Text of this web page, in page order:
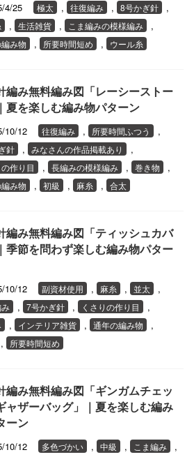
4/25 極太 , 往復編み , 8号かぎ針 ,
, 生活雑貨 , こま編みの模様編み ,
み物 , 所要時間短め , ウール糸
編み無料編み図「レーシーストー
夏を楽しむ編み物パターン
10/12 往復編み , 所要時間ふつう ,
針 , みなさんの作品掲載あり ,
作り目 , 長編みの模様編み , 巻き物 ,
み物 , 初級 , 麻糸 , 合太
編み無料編み図「ティッシュカバ
季節を問わず楽しむ編み物パター
10/12 副資材使用 , 麻糸 , 並太 ,
, 7号かぎ針 , くさりの作り目 ,
, インテリア雑貨 , 通年の編み物 ,
, 所要時間短め
編み無料編み図「ギンガムチェッ
ャザーバッグ」｜夏を楽しむ編み
ーン
10/12 多色づかい , 中級 , こま編み ,